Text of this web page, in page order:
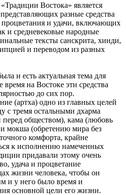
Востока» является
разные средства
процветания и удачи, включающих
и средневековые народные
тексты санскрита, хинди,
и переводом из разных
и есть актуальная тема для
на Востоке эти средства
до сих пор.
(артха) одно из главных целей
с тремя остальными дхарма
перед обществом), кама (любовь
мокша (обретению мира без
комфорта, крайне
к исполнению намеченных
придавали этому очень
удача и процветание
жизни человека, чтобы он
и у него было время и
основной цели его жизни.